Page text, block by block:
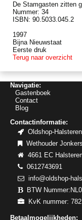
De Stamgasten zitten
Nummer: 34
ISBN: 90.5033.045.2
1997
Bijna Nieuwstaat
Eerste druk
Terug naar overzicht
Navigatie:
Gastenboek
Contact
Blog
Contactinformatie:
Oldshop-Halsteren
Wethouder
4661 EC
0612743691
info@oldshop-
BTW
KvK nummer:
Betaalmogelijkheden: